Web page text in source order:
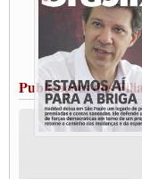
Caminhoneiros bloqueiam
Modal-Live #13 Aumento
Trabalhadora em Tempos de
MODAL-LIVE#12
CLASSE
MODAL-LIVE#11
JUVENTUDE DO
Fabio Primo testa positivo
Modal-Live#9 Quais são os
Publicações dos